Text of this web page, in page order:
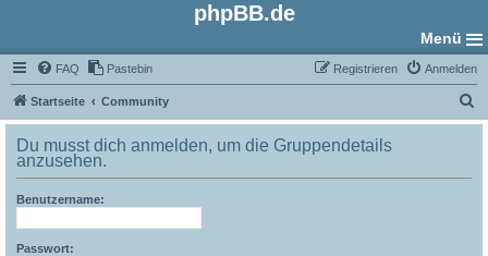
phpBB.de
Menü
FAQ Pastebin Anmelden
Registrieren
Startseite Community
u
Du musst dich anmelden, um die Gruppendetails
anzusehen.
Benutzername:
Passwort: